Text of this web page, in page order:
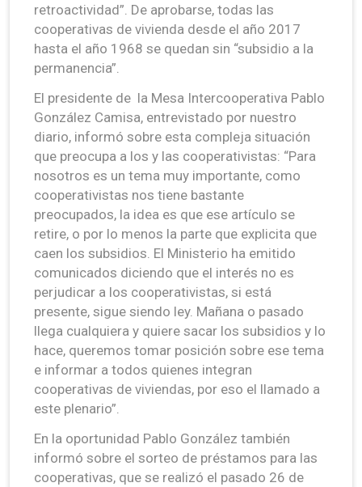
retroactividad”. De aprobarse, todas las
cooperativas de vivienda desde el año 2017
hasta el año 1968 se quedan sin “subsidio a la
permanencia”.
El presidente de la Mesa Intercooperativa Pablo
González Camisa, entrevistado por nuestro
diario, informó sobre esta compleja situación
que preocupa a los y las cooperativistas: “Para
nosotros es un tema muy importante, como
cooperativistas nos tiene bastante
preocupados, la idea es que ese artículo se
retire, o por lo menos la parte que explicita que
caen los subsidios. El Ministerio ha emitido
comunicados diciendo que el interés no es
perjudicar a los cooperativistas, si está
presente, sigue siendo ley. Mañana o pasado
llega cualquiera y quiere sacar los subsidios y lo
hace, queremos tomar posición sobre ese tema
e informar a todos quienes integran
cooperativas de viviendas, por eso el llamado a
este plenario”.
En la oportunidad Pablo González también
informó sobre el sorteo de préstamos para las
cooperativas, que se realizó el pasado 26 de